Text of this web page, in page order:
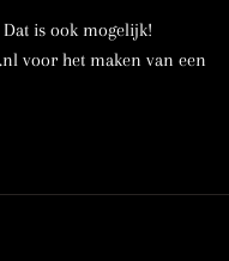
is ook mogelijk!
voor het maken van een